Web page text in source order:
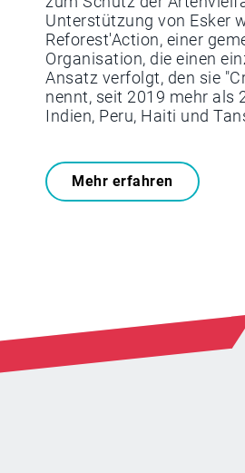
Unterstützung von Esker
Reforest'Action, einer
Organisation, die einen
Ansatz verfolgt, den sie
nennt, seit 2019 mehr als
Indien, Peru, Haiti und
Mehr erfahren